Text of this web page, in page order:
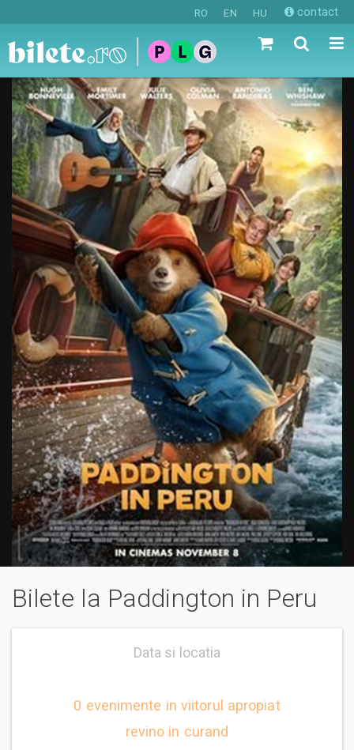
RO EN HU contact
Bilete la Paddington in Peru
Data si locatia
0 evenimente in viitorul apropiat
revino in curand